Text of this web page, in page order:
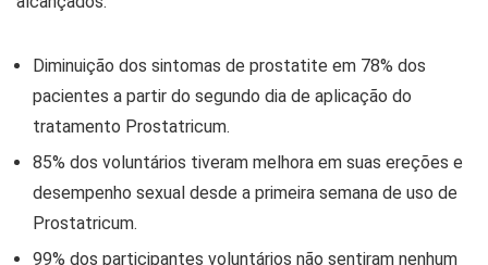
Diminuição dos sintomas de prostatite em 78% dos
pacientes a partir do segundo dia de aplicação do
tratamento Prostatricum.
85% dos voluntários tiveram melhora em suas ereções e
desempenho sexual desde a primeira semana de uso de
Prostatricum.
99% dos participantes voluntários não sentiram nenhum